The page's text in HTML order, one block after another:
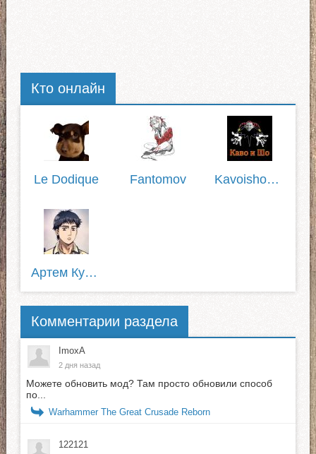
Кто онлайн
Le Dodique Fantomov Kavoisho1337
Артем Кузнецов
Комментарии раздела
ImoxA
2 дня назад
Можете обновить мод? Там просто обновили способ
по...
Warhammer The Great Crusade Reborn
122121